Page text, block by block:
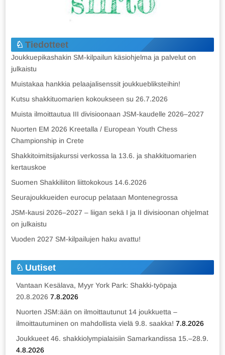
Tiedotteet
Joukkuepikashakin SM-kilpailun käsiohjelma ja palvelut on
julkaistu
Muistakaa hankkia pelaajalisenssit joukkuebliksteihin!
Kutsu shakkituomarien kokoukseen su 26.7.2026
Muista ilmoittautua III divisioonaan JSM-kaudelle 2026–2027
Nuorten EM 2026 Kreetalla / European Youth Chess
Championship in Crete
Shakkitoimitsijakurssi verkossa la 13.6. ja shakkituomarien
kertauskoe
Suomen Shakkiliiton liittokokous 14.6.2026
Seurajoukkueiden eurocup pelataan Montenegrossa
JSM-kausi 2026–2027 – liigan sekä I ja II divisioonan ohjelmat
on julkaistu
Vuoden 2027 SM-kilpailujen haku avattu!
Uutiset
Vantaan Kesälava, Myyr York Park: Shakki-työpaja
20.8.2026 7.8.2026
Nuorten JSM:ään on ilmoittautunut 14 joukkuetta –
ilmoittautuminen on mahdollista vielä 9.8. saakka! 7.8.2026
Joukkueet 46. shakkiolympialaisiin Samarkandissa 15.–28.9.
4.8.2026